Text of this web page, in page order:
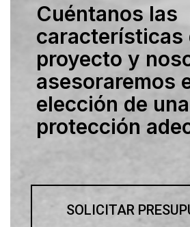
Cuéntanos las
características
proyecto y
asesoraremos
elección de una
protección
SOLICITAR